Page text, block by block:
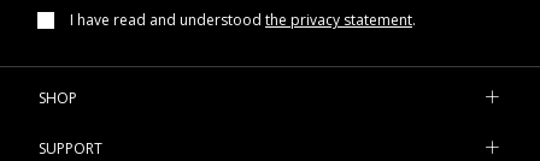
I have read and understood the privacy statement.
SHOP
SUPPORT